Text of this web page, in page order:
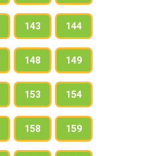
143 144
148 149
153 154
158 159